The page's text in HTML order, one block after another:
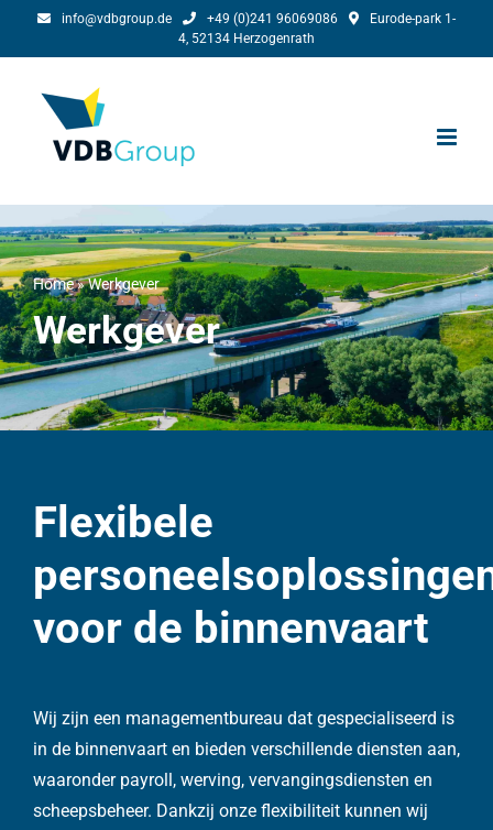
info@vdbgroup.de +49 (0)241 96069086
Eurode-park 1-
4, 52134 Herzogenrath
Home»Werkgever
Werkgever
Flexibele
voor de binnenvaart
Wij zijn een managementbureau dat gespecialiseerd is
in de binnenvaart en bieden verschillende diensten aan,
waaronder payroll, werving, vervangingsdiensten en
scheepsbeheer. Dankzij onze flexibiliteit kunnen wij